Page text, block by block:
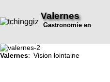
Valernes
Gastronomie en
Valernes: Vision lointaine